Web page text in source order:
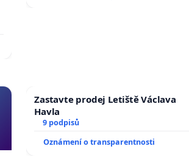
Zastavte prodej Letiště Václava
Havla
9 podpisů
Oznámení o transparentnosti